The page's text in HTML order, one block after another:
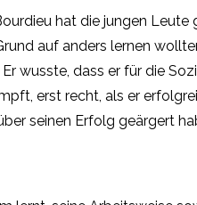
hat die jungen
auf anders lernen
wusste, dass er für die
erst recht, als er
seinen Erfolg geärgert